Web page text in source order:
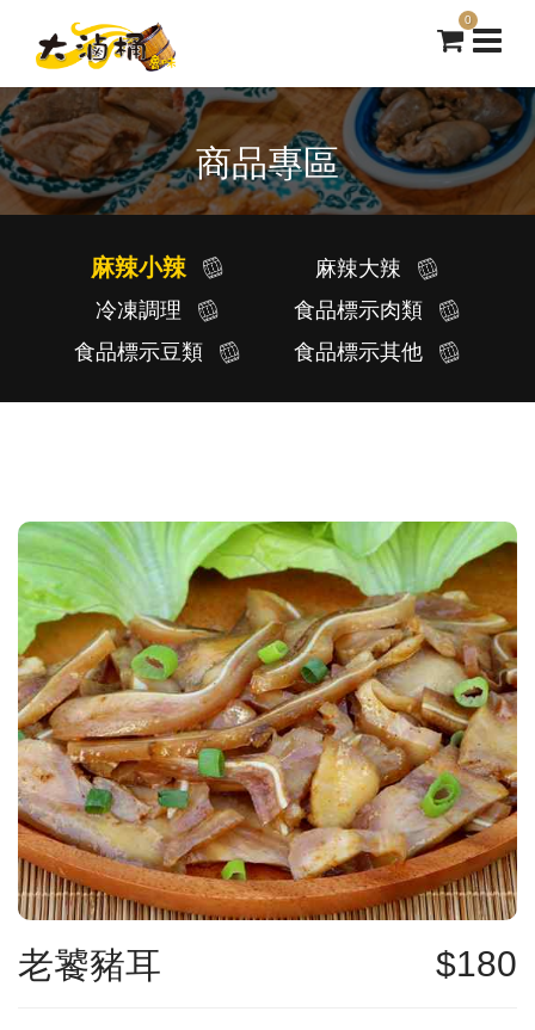
0
商品專區
麻辣小辣
麻辣大辣
冷凍調理
食品標示肉類
食品標示豆類
食品標示其他
老饕豬耳 180